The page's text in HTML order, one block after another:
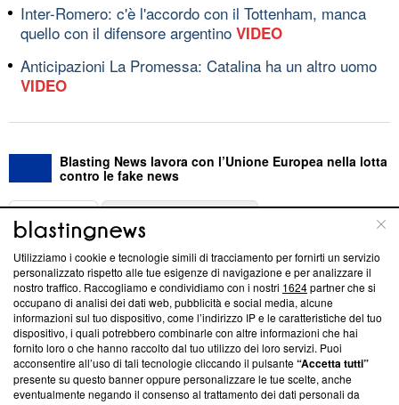
Inter-Romero: c'è l'accordo con il Tottenham, manca
quello con il difensore argentino VIDEO
Anticipazioni La Promessa: Catalina ha un altro uomo
VIDEO
Blasting News lavora con l’Unione Europea nella lotta
contro le fake news
ABOUT
Questa sezione offre informazioni trasparenti su Blasting
News, sui nostri processi editoriali e su come ci impegniamo a
creare news di qualità. Inoltre, afferma la nostra aderenza a
‘Trust Project - News with Integrity’Blasting News non è
ancora membro del programma, ma ha richiesto di farne
parte; Trust Project non ha ancora effettuato una verifica di
conformità agli standard.
Utilizziamo i cookie e tecnologie simili di tracciamento per fornirti un servizio
personalizzato rispetto alle tue esigenze di navigazione e per analizzare il
nostro traffico. Raccogliamo e condividiamo con i nostri 1624partner che si
occupano di analisi dei dati web, pubblicità e social media, alcune
informazioni sul tuo dispositivo, come l’indirizzo IP e le caratteristiche del tuo
dispositivo, i quali potrebbero combinarle con altre informazioni che hai
fornito loro o che hanno raccolto dal tuo utilizzo dei loro servizi. Puoi
acconsentire all’uso di tali tecnologie cliccando il pulsante“Accetta tutti”
presente su questo banner oppure personalizzare le tue scelte, anche
eventualmente negando il consenso al trattamento dei dati personali da